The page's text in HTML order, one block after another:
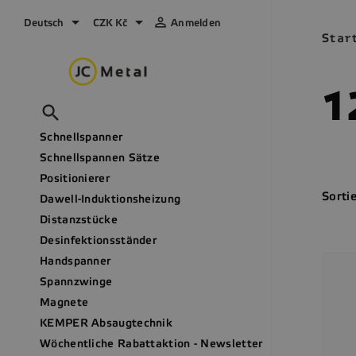
Deutsch  CZK Kč   Anmelden

Schnellspanner
Schnellspannen Sätze
Positionierer
Dawell-Induktionsheizung
Distanzstücke
Desinfektionsständer
Handspanner
Spannzwinge
Magnete
KEMPER Absaugtechnik
Wöchentliche Rabattaktion - Newsletter